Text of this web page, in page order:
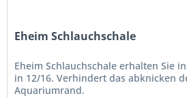
Eheim Schlauchschale
Eheim Schlauchschale erhalten Sie
in 12/16. Verhindert das abknicken
Aquariumrand.